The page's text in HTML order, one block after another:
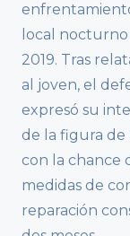
local
2019. Tras
al joven, el
expresó su
de la figura de
con la chance
medidas de
reparación